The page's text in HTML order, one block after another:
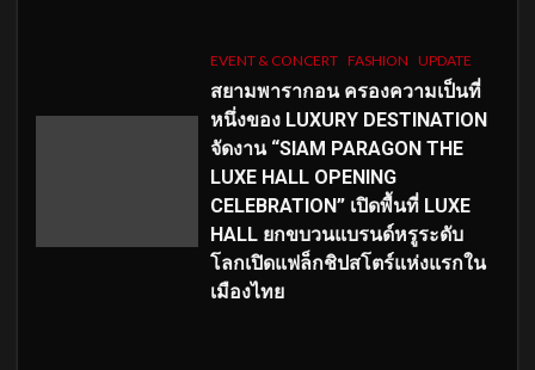
EVENT & CONCERT FASHION UPDATE
สยามพารากอน ครองความเป็นที่
หนึ่งของ LUXURY DESTINATION
จัดงาน “SIAM PARAGON THE
LUXE HALL OPENING
CELEBRATION” เปิดพื้นที่ LUXE
HALL ยกขบวนแบรนด์หรูระดับ
โลกเปิดแฟล็กชิปสโตร์แห่งแรกใน
เมืองไทย